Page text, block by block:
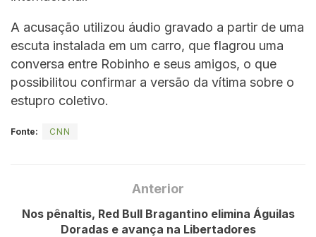
A acusação utilizou áudio gravado a partir de uma
escuta instalada em um carro, que flagrou uma
conversa entre Robinho e seus amigos, o que
possibilitou confirmar a versão da vítima sobre o
estupro coletivo.
Fonte: CNN
Anterior
Nos pênaltis, Red Bull Bragantino elimina Águilas
Doradas e avança na Libertadores